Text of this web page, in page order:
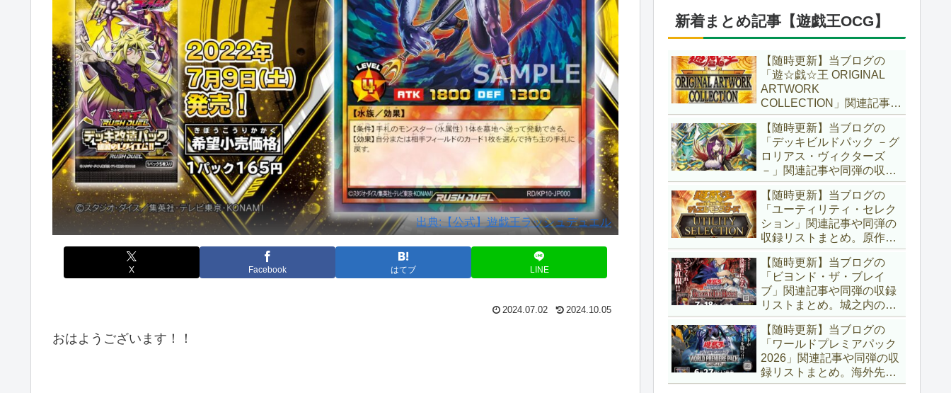
出典:【公式】遊戯王ラッシュデュエル
X Facebook はてブ LINE
2024.07.02 2024.10.05
おはようございます！！
新着まとめ記事【遊戯王OCG】
【随時更新】当ブログの
「遊☆戯☆王 ORIGINAL
ARTWORK
COLLECTION」関連記事や
同弾の収録リストまとめ。
マンガスタイルとオーバー
フレームに焦点を当てた新
商品！！また、原作のモン
スターもリメイクされてい
ます！！【遊戯王OCG】
【随時更新】当ブログの
「デッキビルドパック －グ
ロリアス・ヴィクターズ
－」関連記事や同弾の収録
リストまとめ。効果を持た
ない古のモンスターを使役
する儀式テーマ「セネト」
に加え、「レイズ・ムー
ン」や「異解△」も登
場！！【遊戯王OCG】
【随時更新】当ブログの
「ユーティリティ・セレク
ション」関連記事や同弾の
収録リストまとめ。原作の
名シーンや懐かしの人気モ
ンスターをイメージした新
規カードが多数登場！！ま
た、「ドミナス」などの豪
華再録にも注目ですね～。
【遊戯王OCG】
【随時更新】当ブログの
「ビヨンド・ザ・ブレイ
ブ」関連記事や同弾の収録
リストまとめ。城之内のカ
ードたちが『時の黒魔術
師』関連となってリメイ
ク！！さらに、「Ｄ－ＨＥ
ＲＯ」の『幽獄の時計塔』
も待望のリメイクです！！
【随時更新】当ブログの
「ワールドプレミアパック
2026」関連記事や同弾の収
録リストまとめ。海外先行
カードが例年より早く来